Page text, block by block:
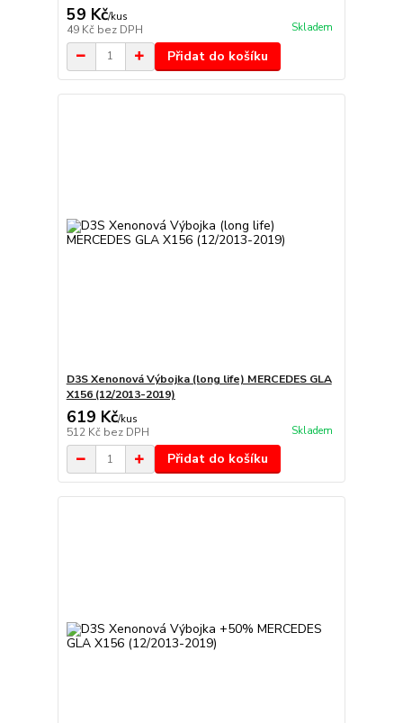
59 Kč/kus
49 Kč bez DPH Skladem
Přidat do košíku
D3S Xenonová Výbojka (long life) MERCEDES GLA
X156 (12/2013-2019)
619 Kč/kus
512 Kč bez DPH Skladem
Přidat do košíku